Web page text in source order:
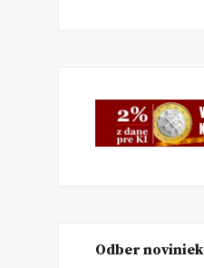
Odber noviniek